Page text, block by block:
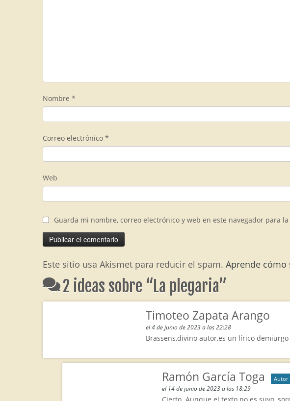
Nombre *
Correo electrónico *
Web
Guarda mi nombre, correo electrónico y web en este navegador para
Este sitio usa Akismet para reducir el spam. Aprende cómo
2 ideas sobre “La plegaria”
Timoteo Zapata Arango
el 4 de junio de 2023 a las 22:28
Brassens,divino autor,es un lírico
Ramón García Toga Autor
el 14 de junio de 2023 a las 18:29